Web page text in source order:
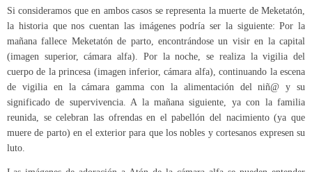
Si consideramos que en ambos casos se representa la muerte de Meketatón,
la historia que nos cuentan las imágenes podría ser la siguiente: Por la
mañana fallece Meketatón de parto, encontrándose un visir en la capital
(imagen superior, cámara alfa). Por la noche, se realiza la vigilia del
cuerpo de la princesa (imagen inferior, cámara alfa), continuando la escena
de vigilia en la cámara gamma con la alimentación del niñ@ y su
significado de supervivencia. A la mañana siguiente, ya con la familia
reunida, se celebran las ofrendas en el pabellón del nacimiento (ya que
muere de parto) en el exterior para que los nobles y cortesanos expresen su
luto.